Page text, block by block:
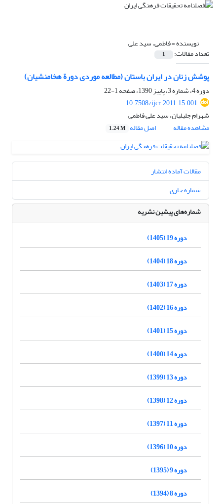
نویسنده =فاطمی، سید علی
تعداد مقالات: 1
پوشش زنان در ایران باستان (مطالعه موردی دورة هخامنشیان)
دوره 4، شماره 3، پاییز 1390، صفحه
1-22
10.7508/ijcr.2011.15.001
شهرام جلیلیان، سید علی فاطمی
مشاهده مقاله
اصل مقاله 1.24 M
مقالات آماده انتشار
شماره جاری
شماره‌های پیشین نشریه
دوره 19 (1405)
دوره 18 (1404)
دوره 17 (1403)
دوره 16 (1402)
دوره 15 (1401)
دوره 14 (1400)
دوره 13 (1399)
دوره 12 (1398)
دوره 11 (1397)
دوره 10 (1396)
دوره 9 (1395)
دوره 8 (1394)